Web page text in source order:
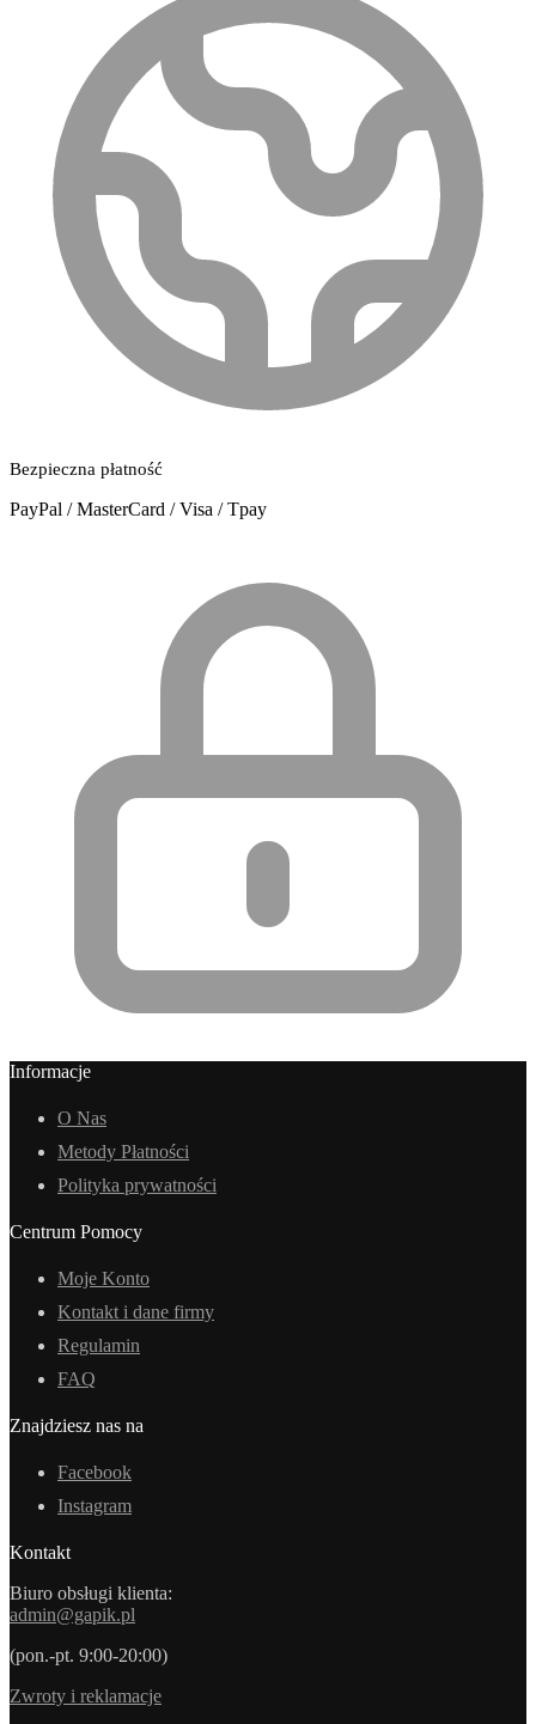
Bezpieczna płatność
PayPal / MasterCard / Visa / Tpay
Informacje
O Nas
Metody Płatności
Polityka prywatności
Centrum Pomocy
Moje Konto
Kontakt i dane firmy
Regulamin
FAQ
Znajdziesz nas na
Facebook
Instagram
Kontakt
Biuro obsługi klienta:
admin@gapik.pl
(pon.-pt. 9:00-20:00)
Zwroty i reklamacje